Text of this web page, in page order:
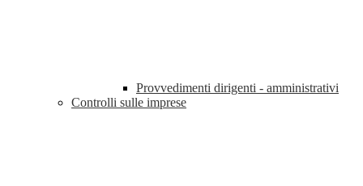
Provvedimenti dirigenti - amministrativi
Controlli sulle imprese